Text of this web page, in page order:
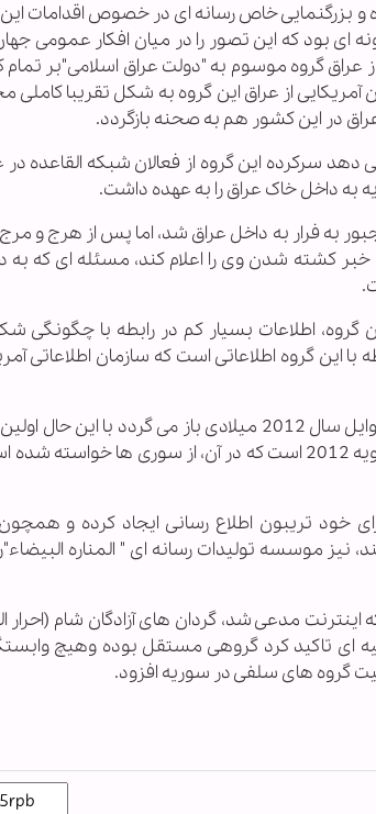
و بزرگنمایی خاص رسانه ای در خصوص اقدامات
ای بود که این تصور را در میان افکار عمومی
عراق گروه موسوم به "دولت عراق اسلامی"بر
از عراق این گروه به شکل تقریبا کاملی
در این کشور هم به صحنه بازگردد.
سرکرده این گروه از فعالان شبکه القاعده در
به داخل خاک عراق را به عهده داشت.
به فرار به داخل عراق شد، اما پس از هرج و
خبر کشته شدن وی را اعلام کند، مسئله ای که
گروه، اطلاعات بسیار کم در رابطه با
این گروه اطلاعاتی است که سازمان اطلاعاتی
تاریخ تاسیس این گروه به ماه های آخر سال 2011 و اوایل سال 2012 میلادی
اینترنت توسط این گروه منتشر شده، در تاریخ 24 ژانویه 2012 است که در آن،
خود تریبون اطلاع رسانی ایجاد کرده و
موسسه تولیدات رسانه ای " المناره
مدعی شد، گردان های آزادگان شام (احرار
ای تاکید کرد گروهی مستقل بوده وهیچ
گروه های سلفی در سوریه افزود.